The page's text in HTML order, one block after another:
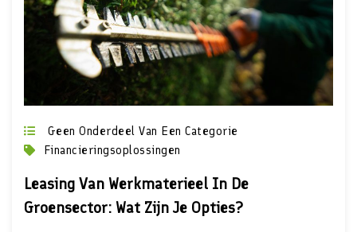
Geen Onderdeel Van Een Categorie
Financieringsoplossingen
Leasing Van Werkmaterieel In De
Groensector: Wat Zijn Je Opties?